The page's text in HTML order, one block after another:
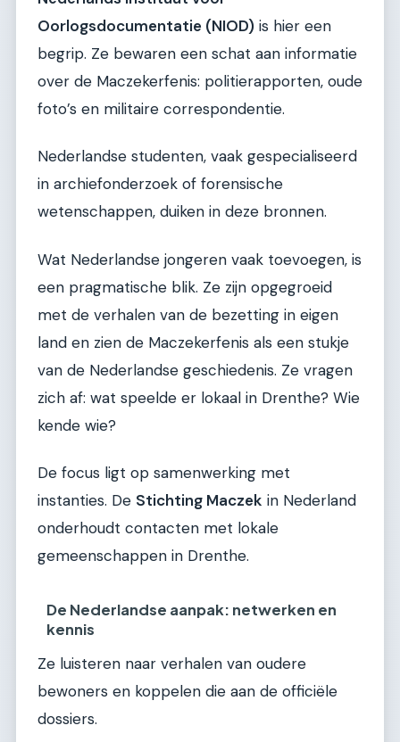
Oorlogsdocumentatie (NIOD) is hier een
begrip. Ze bewaren een schat aan informatie
over de Maczekerfenis: politierapporten, oude
foto’s en militaire correspondentie.
Nederlandse studenten, vaak gespecialiseerd
in archiefonderzoek of forensische
wetenschappen, duiken in deze bronnen.
Wat Nederlandse jongeren vaak toevoegen, is
een pragmatische blik. Ze zijn opgegroeid
met de verhalen van de bezetting in eigen
land en zien de Maczekerfenis als een stukje
van de Nederlandse geschiedenis. Ze vragen
zich af: wat speelde er lokaal in Drenthe? Wie
kende wie?
De focus ligt op samenwerking met
instanties. De Stichting Maczek in Nederland
onderhoudt contacten met lokale
gemeenschappen in Drenthe.
De Nederlandse aanpak: netwerken en
kennis
Ze luisteren naar verhalen van oudere
bewoners en koppelen die aan de officiële
dossiers.